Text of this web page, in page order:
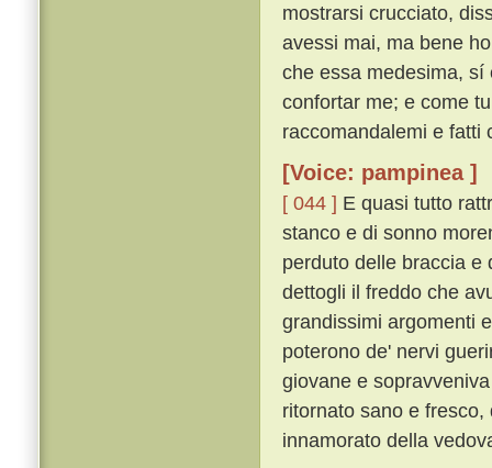
mostrarsi crucciato,
avessi mai, ma bene
che essa medesima,
confortar me; e come
raccomandalemi e fatti
[Voice: pampinea ]
[ 044 ] E quasi tutto
stanco e di sonno
perduto delle braccia e
dettogli il freddo che
grandissimi argomenti
poterono de' nervi
giovane e
ritornato sano e
innamorato della